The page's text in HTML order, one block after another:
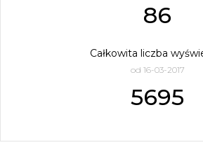
86
Całkowita liczba
od 16-03-2017
5695